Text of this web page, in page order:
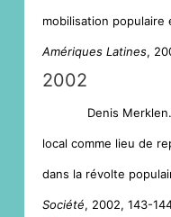
mobilisation populaire
Amériques Latines,
2002
Denis
local comme lieu de
dans la révolte
Société, 2002, 143-